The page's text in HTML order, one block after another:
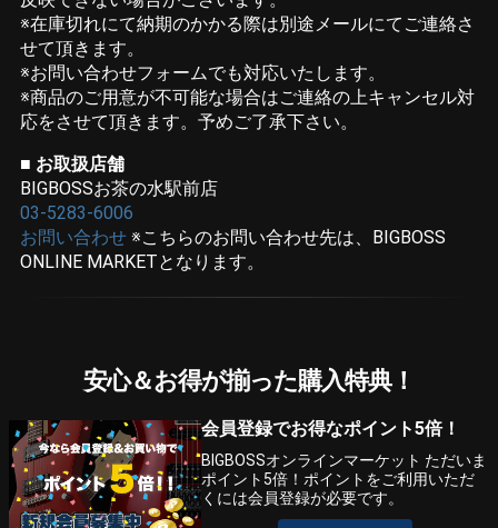
※在庫切れにて納期のかかる際は別途メールにてご連絡さ
せて頂きます。
※お問い合わせフォームでも対応いたします。
※商品のご用意が不可能な場合はご連絡の上キャンセル対
応をさせて頂きます。予めご了承下さい。
■ お取扱店舗
BIGBOSSお茶の水駅前店
03-5283-6006
お問い合わせ ※こちらのお問い合わせ先は、BIGBOSS
ONLINE MARKETとなります。
安心＆お得が揃った購入特典！
会員登録でお得なポイント5倍！
BIGBOSSオンラインマーケット ただいま
ポイント5倍！ポイントをご利用いただ
くには会員登録が必要です。